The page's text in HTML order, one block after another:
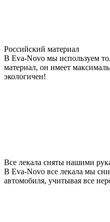
Российский материал
В Eva-Novo мы используем
материал, он имеет
экологичен!
Все лекала сняты нашими
В Eva-Novo все лекала мы
автомобиля, учитывая все